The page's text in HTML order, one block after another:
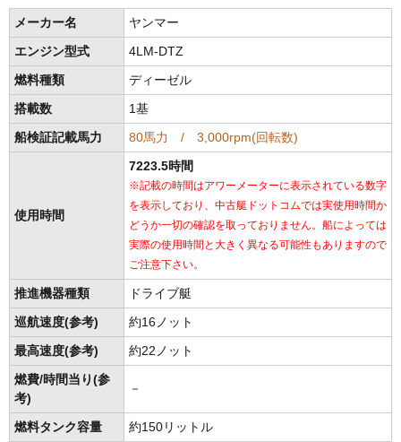
メーカー名 ヤンマー
エンジン型式 4LM-DTZ
燃料種類 ディーゼル
搭載数 1基
船検証記載馬力 80馬力 / 3,000rpm(回転数)
使用時間
7223.5時間
※記載の時間はアワーメーターに表示されている数字
を表示しており、中古艇ドットコムでは実使用時間か
どうか一切の確認を取っておりません。船によっては
実際の使用時間と大きく異なる可能性もありますので
ご注意下さい。
推進機器種類 ドライブ艇
巡航速度(参考) 約16ノット
最高速度(参考) 約22ノット
燃費/時間当り(参
考)
－
燃料タンク容量 約150リットル